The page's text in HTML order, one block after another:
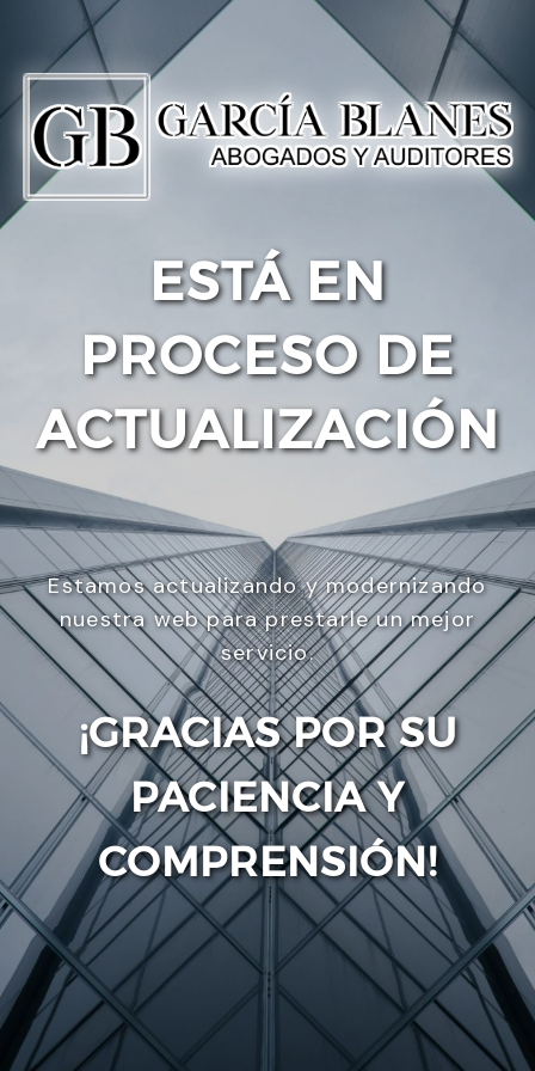
ESTÁ EN
PROCESO DE
ACTUALIZACIÓN
Estamos actualizando y modernizando
nuestra web para prestarle un mejor
servicio.
¡GRACIAS POR SU
PACIENCIA Y
COMPRENSIÓN!
Enviar